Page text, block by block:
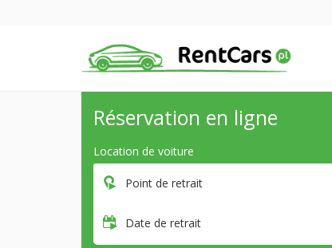
Réservation en ligne
Location de voiture
Point de retrait
Date de retrait